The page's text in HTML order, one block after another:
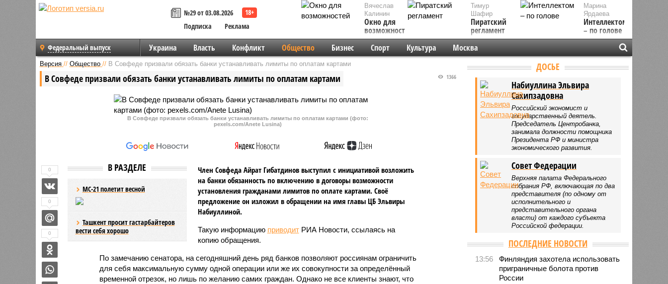
№29 от 03.08.2026
Подписка
Реклама
Вячеслав
Калинин
Окно для
возможностей
Марина
Ярдаева
Интеллектом
– по голове
Тимур
Шафир
Пиратский
регламент
Федеральный выпуск Украина Власть Конфликт Общество Бизнес Спорт Культура Москва
Версия // Общество // В Совфеде призвали обязать банки устанавливать лимиты по оплатам картами
В Совфеде призвали обязать банки устанавливать лимиты по оплатам картами 1366
В Совфеде призвали обязать банки устанавливать лимиты по оплатам картами (фото:
pexels.com/Anete Lusina)
В РАЗДЕЛЕ
МС-21 полетит весной
Ташкент просит гастарбайтеров
вести себя хорошо
Член Совфеда Айрат Гибатдинов выступил с инициативой возложить
на банки обязанность по включению в договоры возможности
установления гражданами лимитов по оплате картами. Своё
предложение он изложил в обращении на имя главы ЦБ Эльвиры
Набиуллиной.
Такую информацию приводитРИА Новости, ссылаясь на
копию обращения.
По замечанию сенатора, на сегодняшний день ряд банков позволяют россиянам ограничить
для себя максимальную сумму одной операции или же их совокупности за определённый
временной отрезок, но лишь по желанию самих граждан. Однако не все клиенты знают, что
0
0
0
ДОСЬЕ
Набиуллина Эльвира
Сахипзадовна
Российский экономист и
государственный деятель.
Председатель Центробанка,
занимала должности помощника
Президента РФ и министра
экономического развития.
Совет Федерации
Верхняя палата Федерального
собрания РФ, включающая по два
представителя (по одному от
исполнительного и
представительного органа
власти) от каждого субъекта
Российской федерации.
ПОСЛЕДНИЕ НОВОСТИ
13:56
Финляндия захотела использовать
приграничные болота против
России